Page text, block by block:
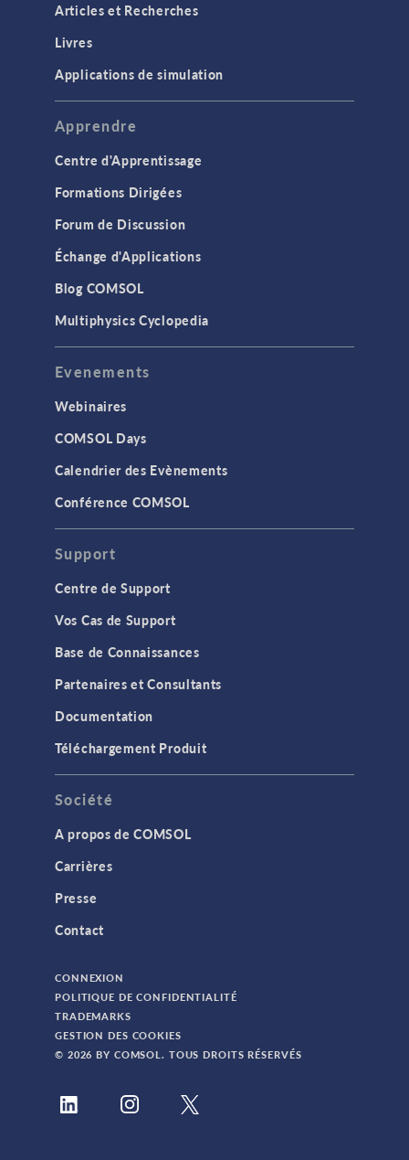
Articles et Recherches
Livres
Applications de simulation
Apprendre
Centre d'Apprentissage
Formations Dirigées
Forum de Discussion
Échange d'Applications
Blog COMSOL
Multiphysics Cyclopedia
Evenements
Webinaires
COMSOL Days
Calendrier des Evènements
Conférence COMSOL
Support
Centre de Support
Vos Cas de Support
Base de Connaissances
Partenaires et Consultants
Documentation
Téléchargement Produit
Société
A propos de COMSOL
Carrières
Presse
Contact
CONNEXION
POLITIQUE DE CONFIDENTIALITÉ
TRADEMARKS
GESTION DES COOKIES
© 2026 BY COMSOL. TOUS DROITS RÉSERVÉS